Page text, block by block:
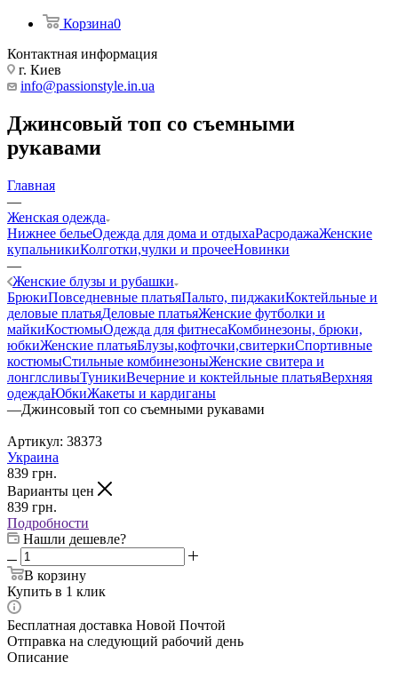
Корзина0
Контактная информация
г. Киев
info@passionstyle.in.ua
Джинсовый топ со съемными
рукавами
Главная
—
Женская одежда
Нижнее бельеОдежда для дома и отдыхаРасродажаЖенские
купальникиКолготки,чулки и прочееНовинки
—
Женские блузы и рубашки
БрюкиПовседневные платьяПальто, пиджакиКоктейльные и
деловые платьяДеловые платьяЖенские футболки и
майкиКостюмыОдежда для фитнесаКомбинезоны, брюки,
юбкиЖенские платьяБлузы,кофточки,свитеркиСпортивные
костюмыСтильные комбинезоныЖенские свитера и
лонглсливыТуникиВечерние и коктейльные платьяВерхняя
одеждаЮбкиЖакеты и кардиганы
—Джинсовый топ со съемными рукавами
Артикул: 38373
Украина
839 грн.
Варианты цен
839 грн.
Подробности
Нашли дешевле?
В корзину
Купить в 1 клик
Бесплатная доставка Новой Почтой
Отправка на следующий рабочий день
Описание